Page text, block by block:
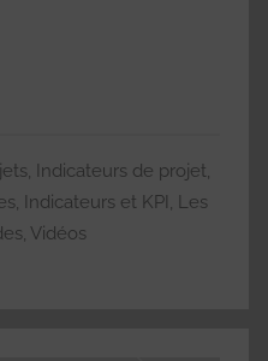
, Indicateurs de projet,
Indicateurs et KPI Les
Vidéos